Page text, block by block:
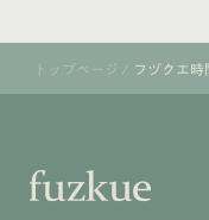
トップページ / フヅクエ時